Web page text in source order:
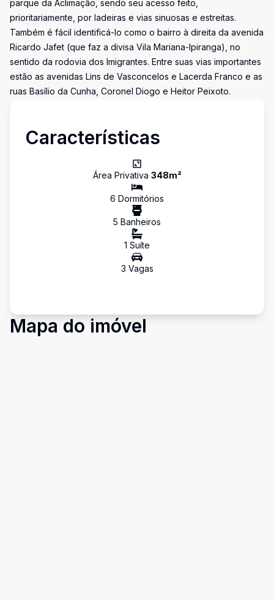
parque da Aclimação, sendo seu acesso feito,
prioritariamente, por ladeiras e vias sinuosas e estreitas.
Também é fácil identificá-lo como o bairro à direita da avenida
Ricardo Jafet (que faz a divisa Vila Mariana-Ipiranga), no
sentido da rodovia dos Imigrantes. Entre suas vias importantes
estão as avenidas Lins de Vasconcelos e Lacerda Franco e as
ruas Basílio da Cunha, Coronel Diogo e Heitor Peixoto.
Características
Área Privativa 348m²
6 Dormitórios
5 Banheiros
1 Suíte
3 Vagas
Mapa do imóvel